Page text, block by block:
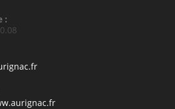
:
S’ouvre
application